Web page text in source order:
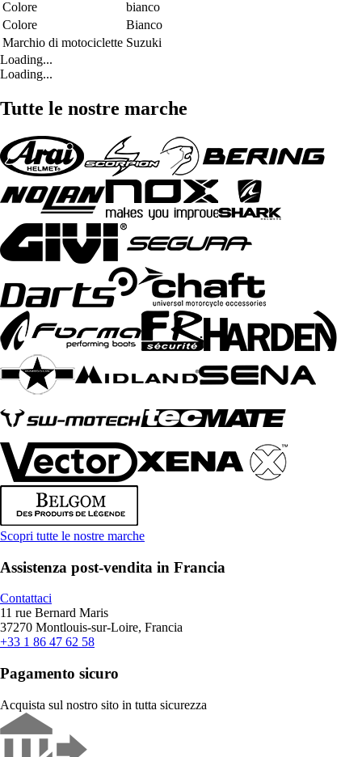
Colore
bianco
Colore
Bianco
Marchio di motociclette Suzuki
Loading...
Loading...
Tutte le nostre marche
Scopri tutte le nostre marche
Assistenza post-vendita in Francia
Contattaci
11 rue Bernard Maris
37270 Montlouis-sur-Loire, Francia
+33 1 86 47 62 58
Pagamento sicuro
Acquista sul nostro sito in tutta sicurezza